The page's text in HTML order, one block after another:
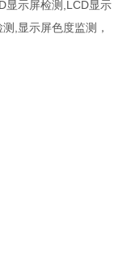
显示屏检测,LCD显示
,显示屏色度监测，